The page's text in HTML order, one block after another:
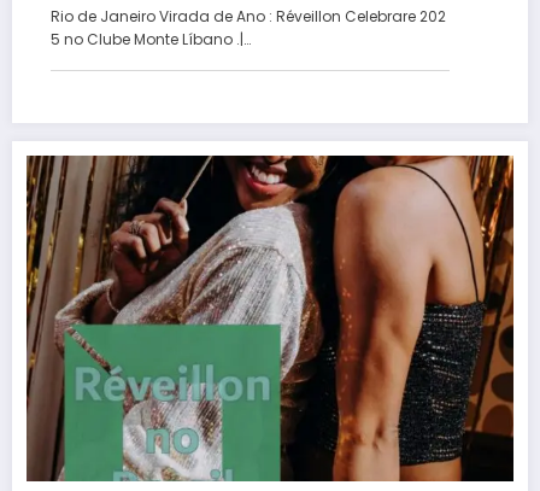
Rio de Janeiro Virada de Ano : Réveillon Celebrare 202
5 no Clube Monte Líbano .|…